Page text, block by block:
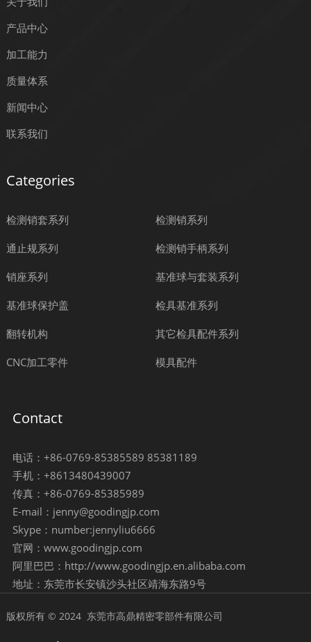
产品中心
加工能力
质量体系
新闻中心
联系我们
Categories
检测销套系列 检测销系列
通止规系列 检测销手柄系列
销座系列 基准球与套装系列
基准球保护盖 检具基准系列
翻转机构 其它检具配件系列
CNC加工零件 模具配件
Contact
电话：+86-0769-85385589 85381189
手机：+8613480439007
传真：+86-0769-85385989
E-mail：jenny@goodingjp.com
Skype：number:jennyliu6666
官网：www.goodingjp.com
阿里巴巴：http://www.goodingjp.en.alibaba.com
地址：东莞市长安镇沙头社区靖海东路9号
版权所有 © 2024 东莞市高鼎精密零部件有限公司